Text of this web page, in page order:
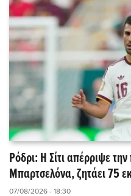
Ρόδρι: Η Σίτι απέρριψε
Μπαρτσελόνα, ζητάει 75
07/08/2026 - 18:30